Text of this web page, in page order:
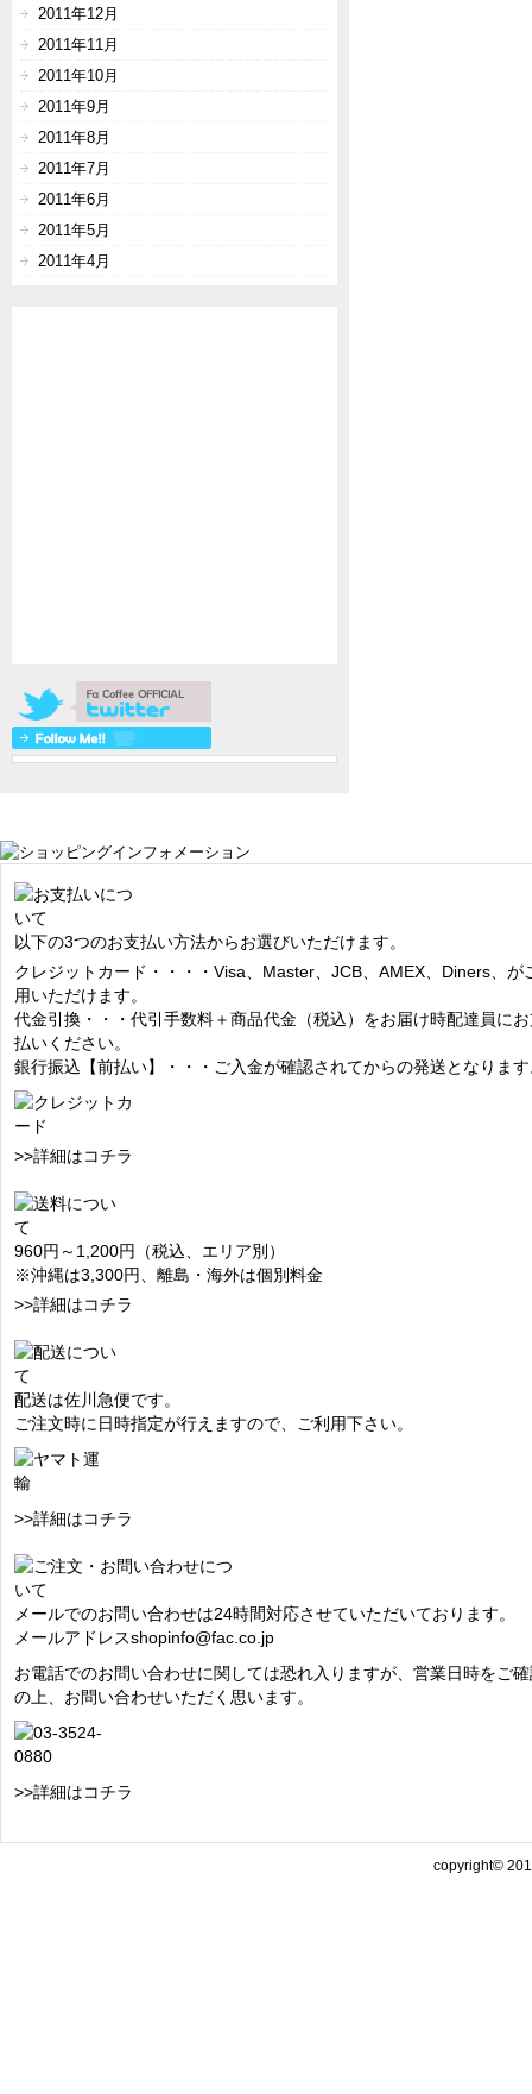
2011年12月
2011年11月
2011年10月
2011年9月
2011年8月
2011年7月
2011年6月
2011年5月
2011年4月
以下の3つのお支払い方法からお選びいただけます。
クレジットカード・・・・Visa、Master、JCB、AMEX、Diners、が
用いただけます。
代金引換・・・代引手数料＋商品代金（税込）をお届け時配達員に
払いください。
銀行振込【前払い】・・・ご入金が確認されてからの発送となりま
>>詳細はコチラ
960円～1,200円（税込、エリア別）
※沖縄は3,300円、離島・海外は個別料金
>>詳細はコチラ
配送は佐川急便です。
ご注文時に日時指定が行えますので、ご利用下さい。
>>詳細はコチラ
メールでのお問い合わせは24時間対応させていただいております。
メールアドレスshopinfo@fac.co.jp
お電話でのお問い合わせに関しては恐れ入りますが、営業日時をご
の上、お問い合わせいただく思います。
>>詳細はコチラ
copyright©